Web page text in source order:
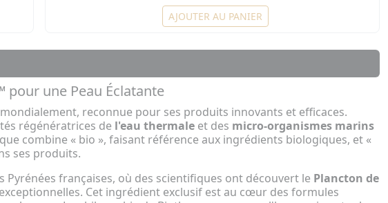
AJOUTER AU PANIER
pour une Peau Éclatante
reconnue pour ses produits innovants et efficaces.
régénératrices de l'eau thermale et des micro-organismes marins
combine « bio », faisant référence aux ingrédients biologiques, et «
ses produits.
françaises, où des scientifiques ont découvert le Plancton de
Cet ingrédient exclusif est au cœur des formules